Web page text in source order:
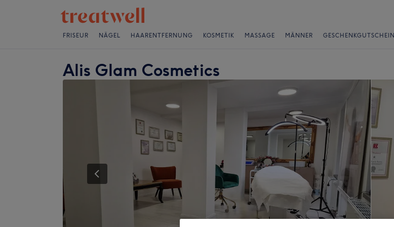
FRISEUR NÄGEL HAARENTFERNUNG KOSMETIK MASSAGE MÄNNER GESCHENKGUTSCHEIN
Alis Glam Cosmetics